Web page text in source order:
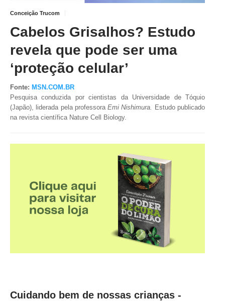
TV DE BEM COM A NATUREZA
FALE CONOSCO
ASSINE O SITE
Conceição Trucom
Cabelos Grisalhos? Estudo
revela que pode ser uma
‘proteção celular’
Fonte: MSN.COM.BR
Pesquisa conduzida por cientistas da Universidade de Tóquio
(Japão), liderada pela professoraEmi Nishimura. Estudo publicado
na revista científica Nature Cell Biology.
Cuidando bem de nossas crianças -